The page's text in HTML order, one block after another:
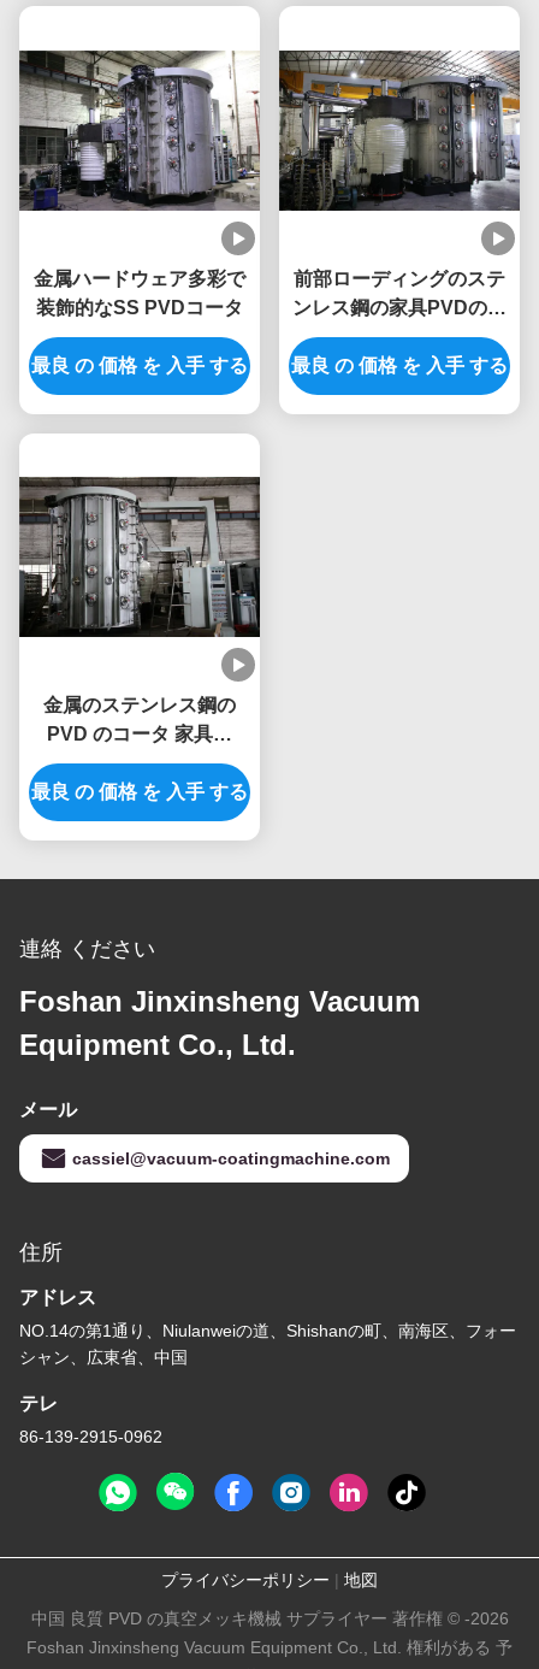
金属ハードウェア多彩で
装飾的なSS PVDコータ
最良 の 価格 を 入手 する
前部ローディングのステ
ンレス鋼の家具PVDのコ
ーティング植物
最良 の 価格 を 入手 する
金属のステンレス鋼の
PVD ​​のコータ 家具の
PVD ​​のコーティングの植
物
最良 の 価格 を 入手 する
連絡 ください
Foshan Jinxinsheng Vacuum
Equipment Co., Ltd.
メール
cassiel@vacuum-coatingmachine.com
住所
アドレス
NO.14の第1通り、Niulanweiの道、Shishanの町、南海区、フォー
シャン、広東省、中国
テレ
86-139-2915-0962
プライバシーポリシー | 地図
中国 良質 PVD の真空メッキ機械 サプライヤー 著作権 © -2026
Foshan Jinxinsheng Vacuum Equipment Co., Ltd. 権利がある 予